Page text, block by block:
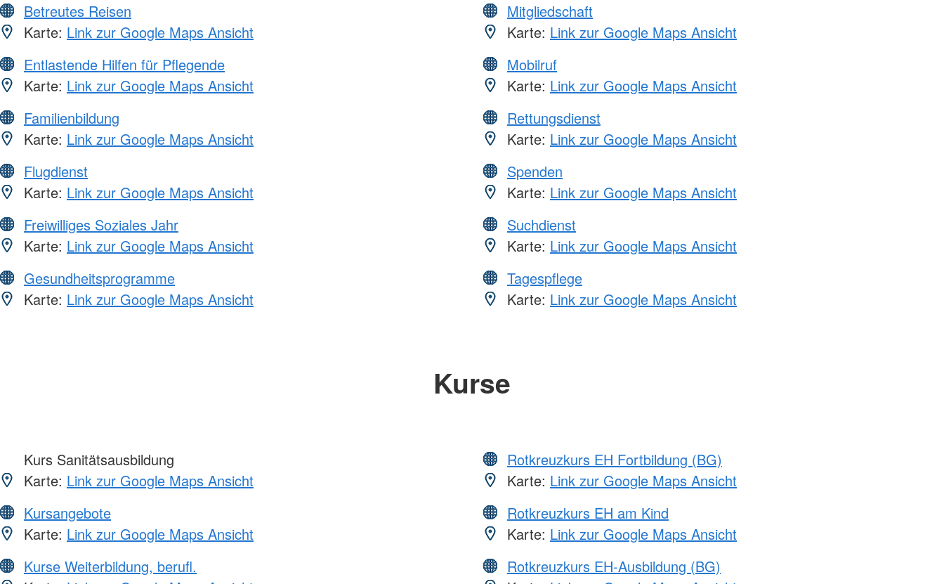
Betreutes Reisen
Karte: Link zur Google Maps Ansicht
Entlastende Hilfen für Pflegende
Karte: Link zur Google Maps Ansicht
Familienbildung
Karte: Link zur Google Maps Ansicht
Flugdienst
Karte: Link zur Google Maps Ansicht
Freiwilliges Soziales Jahr
Karte: Link zur Google Maps Ansicht
Gesundheitsprogramme
Karte: Link zur Google Maps Ansicht
Mitgliedschaft
Karte: Link zur Google Maps Ansicht
Mobilruf
Karte: Link zur Google Maps Ansicht
Rettungsdienst
Karte: Link zur Google Maps Ansicht
Spenden
Karte: Link zur Google Maps Ansicht
Suchdienst
Karte: Link zur Google Maps Ansicht
Tagespflege
Karte: Link zur Google Maps Ansicht
Kurse
Kurs Sanitätsausbildung
Karte: Link zur Google Maps Ansicht
Kursangebote
Karte: Link zur Google Maps Ansicht
Kurse Weiterbildung, berufl.
Rotkreuzkurs EH Fortbildung (BG)
Karte: Link zur Google Maps Ansicht
Rotkreuzkurs EH am Kind
Karte: Link zur Google Maps Ansicht
Rotkreuzkurs EH-Ausbildung (BG)